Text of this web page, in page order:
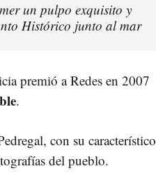
un pulpo exquisito y
Histórico junto al mar
premió a Redes en 2007
.
con su característico
del pueblo.